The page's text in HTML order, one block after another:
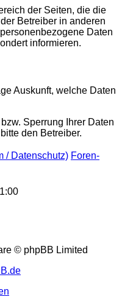
der Seiten, die die
Betreiber in anderen
Daten
informieren.
Auskunft, welche Daten
Sperrung Ihrer Daten
den Betreiber.
/ Datenschutz) Foren-
© phpBB Limited